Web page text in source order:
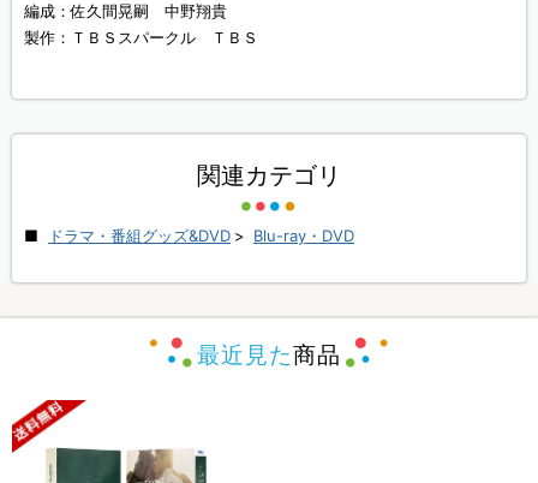
編成：佐久間晃嗣 中野翔貴
製作：ＴＢＳスパークル ＴＢＳ
関連カテゴリ
ドラマ・番組グッズ&DVD > Blu-ray・DVD
最近見た商品